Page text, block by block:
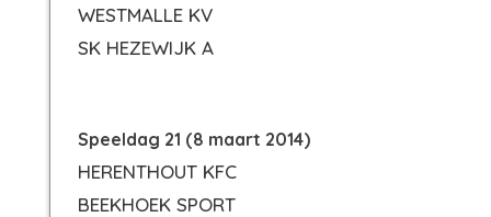
WESTMALLE KV
SK HEZEWIJK A
Speeldag 21 (8 maart 2014)
HERENTHOUT KFC
BEEKHOEK SPORT